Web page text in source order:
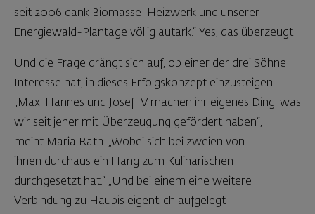
seit 2006 dank Biomasse-Heizwerk und unserer
Energiewald-Plantage völlig autark.“ Yes, das überzeugt!
Und die Frage drängt sich auf, ob einer der drei Söhne
Interesse hat, in dieses Erfolgskonzept einzusteigen.
„Max, Hannes und Josef IV machen ihr eigenes Ding, was
wir seit jeher mit Überzeugung gefördert haben“,
meint Maria Rath. „Wobei sich bei zweien von
ihnen durchaus ein Hang zum Kulinarischen
durchgesetzt hat.“ „Und bei einem eine weitere
Verbindung zu Haubis eigentlich aufgelegt